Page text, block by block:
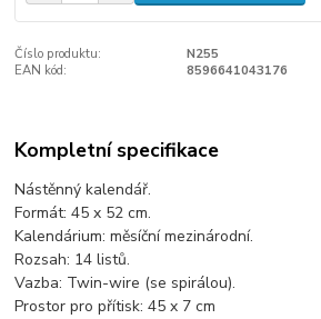
Číslo produktu:
N255
EAN kód:
8596641043176
Kompletní specifikace
Nástěnný kalendář.
Formát: 45 x 52 cm.
Kalendárium: měsíční mezinárodní.
Rozsah: 14 listů.
Vazba: Twin-wire (se spirálou).
Prostor pro přítisk: 45 x 7 cm